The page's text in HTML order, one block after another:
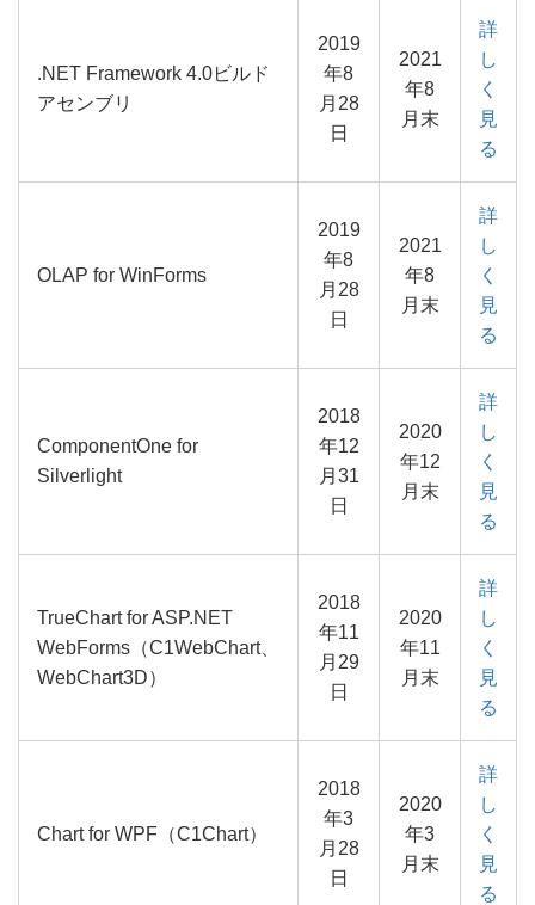
.NET Framework 4.0ビルド
アセンブリ
2019
年8
月28
日
2021
年8
月末
詳
し
く
見
る
OLAP for WinForms
2019
年8
月28
日
2021
年8
月末
詳
し
く
見
る
ComponentOne for
Silverlight
2018
年12
月31
日
2020
年12
月末
詳
し
く
見
る
TrueChart for ASP.NET
WebForms（C1WebChart、
WebChart3D）
2018
年11
月29
日
2020
年11
月末
詳
し
く
見
る
Chart for WPF（C1Chart）
2018
年3
月28
日
2020
年3
月末
詳
し
く
見
る